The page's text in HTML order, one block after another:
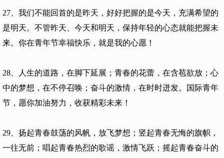
27、我们不能回首的是昨天，好好把握的是今天，充满希望的
是明天。不管昨天、今天和明天，保持年轻的心态就能把握未
来。你在青年节幸福快乐，就是我的心愿！
28、人生的道路，在脚下延展；青春的花蕾，在含苞欲放；心
中的梦想，在不停召唤；奋斗的激情，在时时迸发。国际青年
节，愿你加油努力，收获精彩未来！
29、扬起青春鼓荡的风帆，放飞梦想；竖起青春无悔的旗帜，
一往无前；唱起青春热烈的歌谣，激情飞跃；摇起青春奋斗的